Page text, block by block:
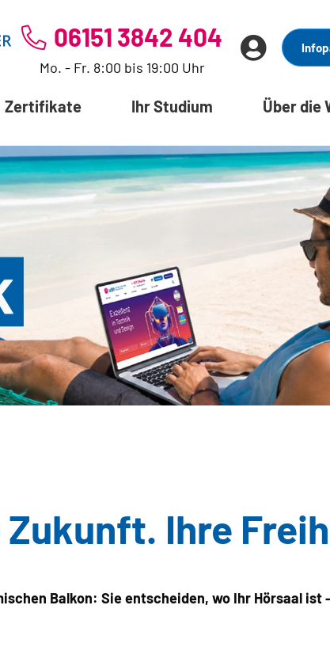
06151 3842 404
Mo. - Fr. 8:00 bis 19:00 Uhr
Zertifikate Ihr Studium Über die
Zukunft. Ihre
Balkon: Sie entscheiden, wo Ihr Hörsaal